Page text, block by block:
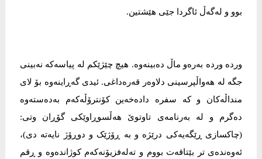
بوو و لەگەڵ ئاگردا جێی هێشتین.
وردە وردە بەرەو ماڵ دەبینەوە. هیچ چێژێکم لە پیاسەکە نەبینی
جگە لە هەواڵپرسینی دلاوەر قەرەداغی. ئیدی گەڕاینەوە بۆ لای
منداڵەکان و کە سفرە دادەخەین کۆنترۆڵەکەم بەدەستەوە
دەگرم و لە بەرنامەی تاوتوێ هەڵسوڕاوێکی گۆڕان وتی:
(چاکسازی ڕێگەیەکی درێژە و بە ڕۆژێک و دوڕۆژ نایەتە دی)،
ئەوەندەی تر بێتاقەت بووم و تەلەفزیۆنەکەم کوژاندەوە و ڕقم